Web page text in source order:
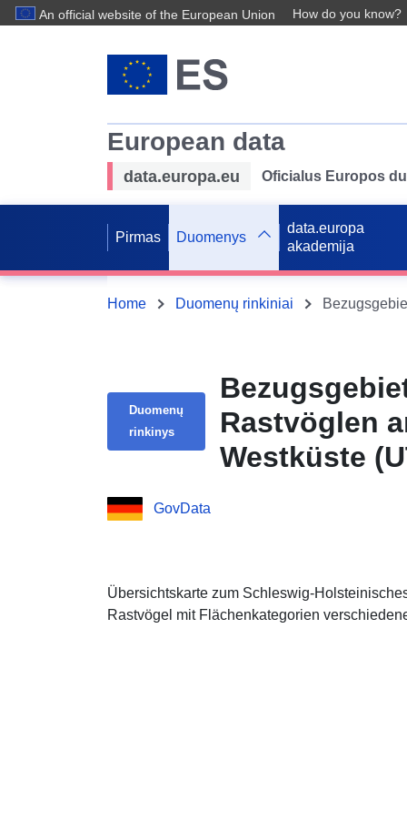
An official website of the European Union How do you know?
European data
data.europa.eu Oficialus Europos
Pirmas Duomenys
data.europa
akademija
Home Duomenų rinkiniai
Duomenų
rinkinys
Rastvöglen
Westküste
GovData
Übersichtskarte zum Schleswig-
Rastvögel mit Flächenkategorien